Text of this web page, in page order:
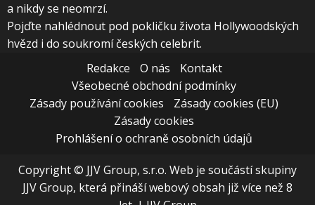
a nikdy se neomrzí.
Pojďte nahlédnout pod pokličku života Hollywoodských
hvězd i do soukromí českých celebrit.
Redakce
O nás
Kontakt
Všeobecné obchodní podmínky
Zásady používání cookies
Zásady cookies (EU)
Zásady cookies
Prohlášení o ochraně osobních údajů
Copyright © JJV Group, s.r.o. Web je součástí skupiny
JJV Group, která přináší webový obsah již více než 8